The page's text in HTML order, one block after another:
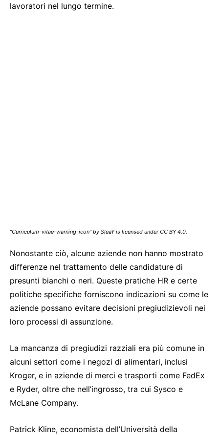
lavoratori nel lungo termine.
“Curriculum-vitae-warning-icon” by SleaY is licensed under CC BY 4.0.
Nonostante ciò, alcune aziende non hanno mostrato
differenze nel trattamento delle candidature di
presunti bianchi o neri. Queste pratiche HR e certe
politiche specifiche forniscono indicazioni su come le
aziende possano evitare decisioni pregiudizievoli nei
loro processi di assunzione.
La mancanza di pregiudizi razziali era più comune in
alcuni settori come i negozi di alimentari, inclusi
Kroger, e in aziende di merci e trasporti come FedEx
e Ryder, oltre che nell’ingrosso, tra cui Sysco e
McLane Company.
Patrick Kline, economista dell’Università della